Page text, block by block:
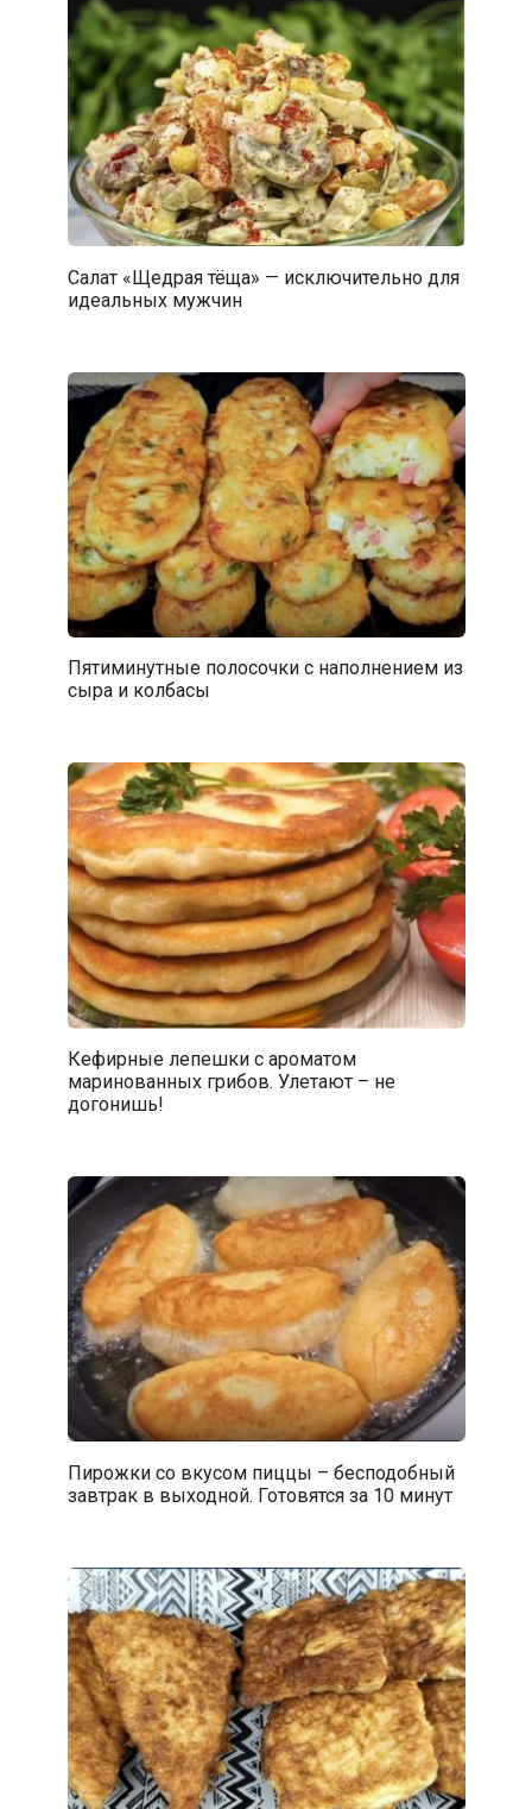
Салат «Щедрая тёща» — исключительно для
идеальных мужчин
Пятиминутные полосочки с наполнением из
сыра и колбасы
Кефирные лепешки с ароматом
маринованных грибов. Улетают – не
догонишь!
Пирожки со вкусом пиццы – бесподобный
завтрак в выходной. Готовятся за 10 минут